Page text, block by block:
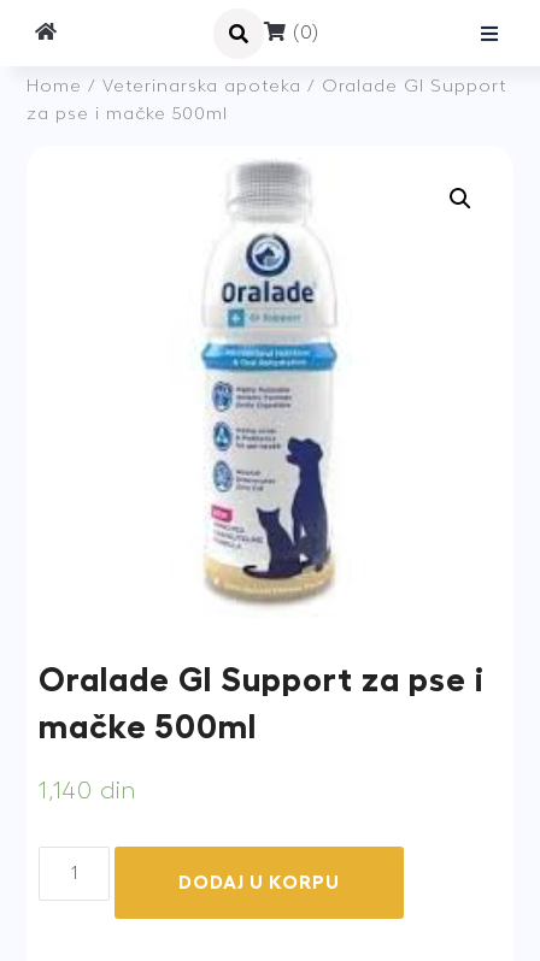
(0)
Home /Veterinarska apoteka / Oralade GI Support
za pse i mačke 500ml
Oralade GI Support za pse i
mačke 500ml
1,140 din
DODAJ U KORPU